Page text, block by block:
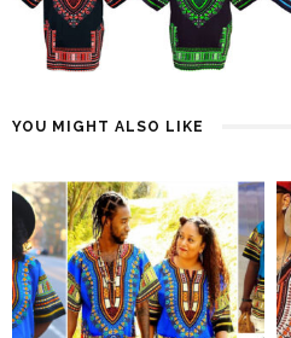
YOU MIGHT ALSO LIKE